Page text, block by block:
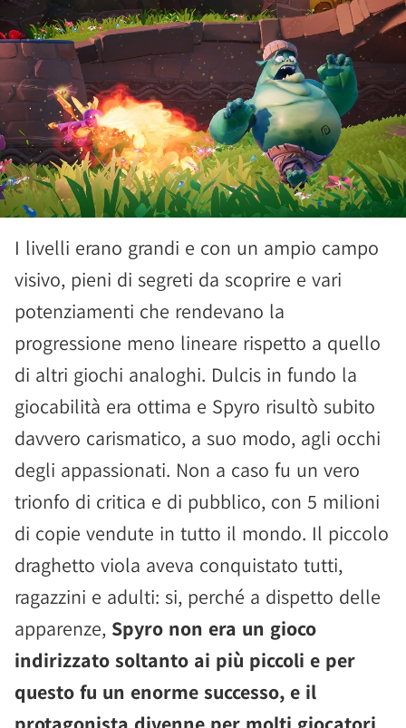
I livelli erano grandi e con un ampio campo
visivo, pieni di segreti da scoprire e vari
potenziamenti che rendevano la
progressione meno lineare rispetto a quello
di altri giochi analoghi. Dulcis in fundo la
giocabilità era ottima e Spyro risultò subito
davvero carismatico, a suo modo, agli occhi
degli appassionati. Non a caso fu un vero
trionfo di critica e di pubblico, con 5 milioni
di copie vendute in tutto il mondo. Il piccolo
draghetto viola aveva conquistato tutti,
ragazzini e adulti: si, perché a dispetto delle
apparenze, Spyro non era un gioco
indirizzato soltanto ai più piccoli e per
questo fu un enorme successo, e il